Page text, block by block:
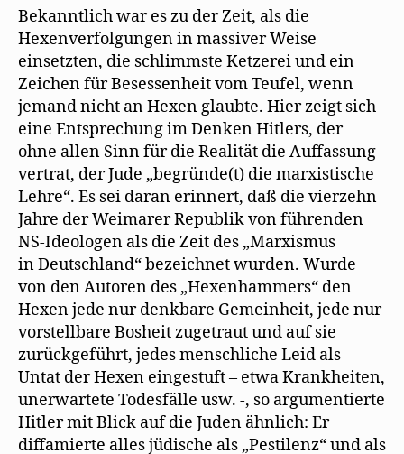
Bekanntlich war es zu der Zeit, als die
Hexenverfolgungen in massiver Weise
einsetzten, die schlimmste Ketzerei und ein
Zeichen für Besessenheit vom Teufel, wenn
jemand nicht an Hexen glaubte. Hier zeigt sich
eine Entsprechung im Denken Hitlers, der
ohne allen Sinn für die Realität die Auffassung
vertrat, der Jude „begründe(t) die marxistische
Lehre“. Es sei daran erinnert, daß die vierzehn
Jahre der Weimarer Republik von führenden
NS-Ideologen als die Zeit des „Marxismus
in Deutschland“ bezeichnet wurden. Wurde
von den Autoren des „Hexenhammers“ den
Hexen jede nur denkbare Gemeinheit, jede nur
vorstellbare Bosheit zugetraut und auf sie
zurückgeführt, jedes menschliche Leid als
Untat der Hexen eingestuft – etwa Krankheiten,
unerwartete Todesfälle usw. -, so argumentierte
Hitler mit Blick auf die Juden ähnlich: Er
diffamierte alles jüdische als „Pestilenz“ und als